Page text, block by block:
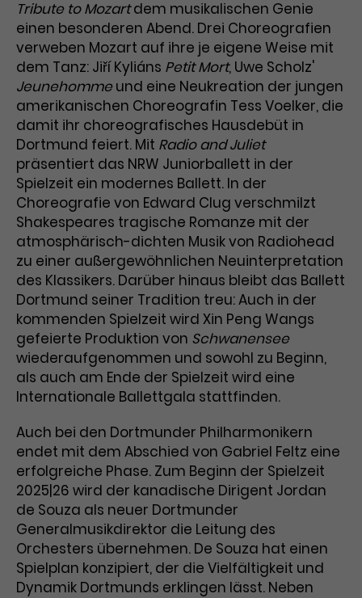
Tribute to Mozartdem musikalischen Genie
einen besonderen Abend. Drei Choreografien
verweben Mozart auf ihre je eigene Weise mit
dem Tanz: Jiří Kyliáns Petit Mort, Uwe Scholz'
Jeunehommeund eine Neukreation der jungen
amerikanischen Choreografin Tess Voelker, die
damit ihr choreografisches Hausdebüt in
Dortmund feiert. Mit Radio and Juliet
präsentiert das NRW Juniorballett in der
Spielzeit ein modernes Ballett. In der
Choreografie von Edward Clug verschmilzt
Shakespeares tragische Romanze mit der
atmosphärisch-dichten Musik von Radiohead
zu einer außergewöhnlichen Neuinterpretation
des Klassikers. Darüber hinaus bleibt das Ballett
Dortmund seiner Tradition treu: Auch in der
kommenden Spielzeit wird Xin Peng Wangs
gefeierte Produktion von Schwanensee
wiederaufgenommen und sowohl zu Beginn,
als auch am Ende der Spielzeit wird eine
Internationale Ballettgala stattfinden.
Auch bei den Dortmunder Philharmonikern
endet mit dem Abschied von Gabriel Feltz eine
erfolgreiche Phase. Zum Beginn der Spielzeit
2025|26 wird der kanadische Dirigent Jordan
de Souza als neuer Dortmunder
Generalmusikdirektor die Leitung des
Orchesters übernehmen. De Souza hat einen
Spielplan konzipiert, der die Vielfältigkeit und
Dynamik Dortmunds erklingen lässt. Neben